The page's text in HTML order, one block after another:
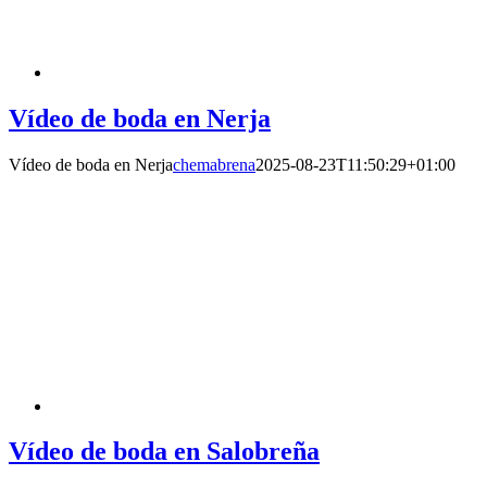
Vídeo de boda en Nerja
Vídeo de boda en Nerjachemabrena2025-08-23T11:50:29+01:00
Vídeo de boda en Salobreña